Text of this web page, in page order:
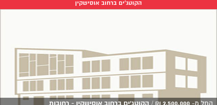
הקוטג'ים ברחוב אוסישקין
החל מ- 2,500,000
₪
/ הקוטג'ים ברחוב אוסישקין - רחובות